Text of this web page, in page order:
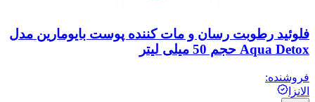
فلوئید رطوبت رسان و مات کننده پوست بایومارین مدل
Aqua Detox حجم 50 میلی لیتر
فروشنده:
الانزا